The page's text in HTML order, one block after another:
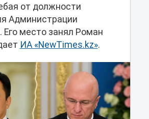
от должности
Администрации
Его место занял Роман
ИА «NewTimes.kz».